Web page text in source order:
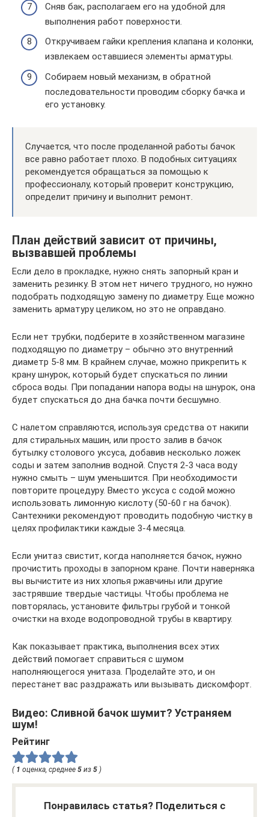
Сняв бак, располагаем его на удобной для
выполнения работ поверхности.
Откручиваем гайки крепления клапана и колонки,
извлекаем оставшиеся элементы арматуры.
Собираем новый механизм, в обратной
последовательности проводим сборку бачка и
его установку.
Случается, что после проделанной работы бачок
все равно работает плохо. В подобных ситуациях
рекомендуется обращаться за помощью к
профессионалу, который проверит конструкцию,
определит причину и выполнит ремонт.
План действий зависит от причины,
вызвавшей проблемы
Если дело в прокладке, нужно снять запорный кран и
заменить резинку. В этом нет ничего трудного, но нужно
подобрать подходящую замену по диаметру. Еще можно
заменить арматуру целиком, но это не оправдано.
Если нет трубки, подберите в хозяйственном магазине
подходящую по диаметру – обычно это внутренний
диаметр 5-8 мм. В крайнем случае, можно прикрепить к
крану шнурок, который будет спускаться по линии
сброса воды. При попадании напора воды на шнурок, она
будет спускаться до дна бачка почти бесшумно.
С налетом справляются, используя средства от накипи
для стиральных машин, или просто залив в бачок
бутылку столового уксуса, добавив несколько ложек
соды и затем заполнив водной. Спустя 2-3 часа воду
нужно смыть – шум уменьшится. При необходимости
повторите процедуру. Вместо уксуса с содой можно
использовать лимонную кислоту (50-60 г на бачок).
Сантехники рекомендуют проводить подобную чистку в
целях профилактики каждые 3-4 месяца.
Если унитаз свистит, когда наполняется бачок, нужно
прочистить проходы в запорном кране. Почти наверняка
вы вычистите из них хлопья ржавчины или другие
застрявшие твердые частицы. Чтобы проблема не
повторялась, установите фильтры грубой и тонкой
очистки на входе водопроводной трубы в квартиру.
Как показывает практика, выполнения всех этих
действий помогает справиться с шумом
наполняющегося унитаза. Проделайте это, и он
перестанет вас раздражать или вызывать дискомфорт.
Видео: Сливной бачок шумит? Устраняем
шум!
Рейтинг
( 1 оценка, среднее 5 из 5 )
Понравилась статья? Поделиться с